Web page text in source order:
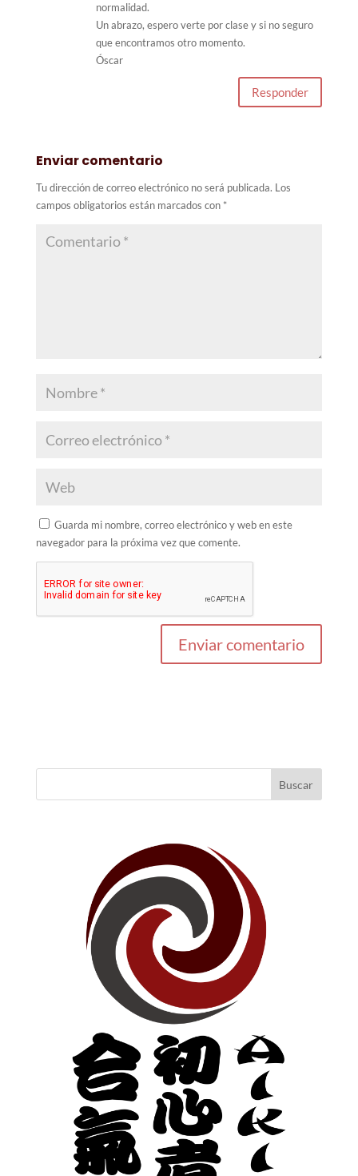
normalidad.
Un abrazo, espero verte por clase y si no seguro
que encontramos otro momento.
Óscar
Responder
Enviar comentario
Tu dirección de correo electrónico no será publicada. Los
campos obligatorios están marcados con *
Guarda mi nombre, correo electrónico y web en este
navegador para la próxima vez que comente.